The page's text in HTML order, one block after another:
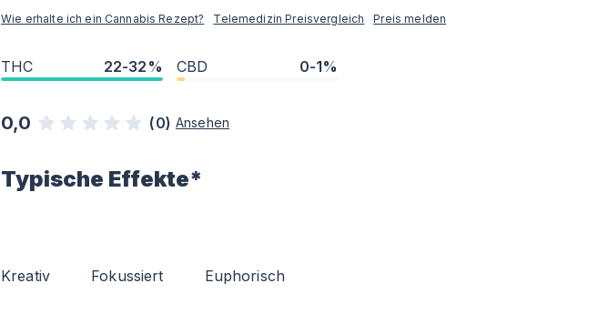
Wie erhalte ich ein Cannabis Rezept? Telemedizin Preisvergleich Preis melden
THC 22-32% CBD 0-1%
0,0 (0) Ansehen
Typische Effekte*
Kreativ Fokussiert Euphorisch